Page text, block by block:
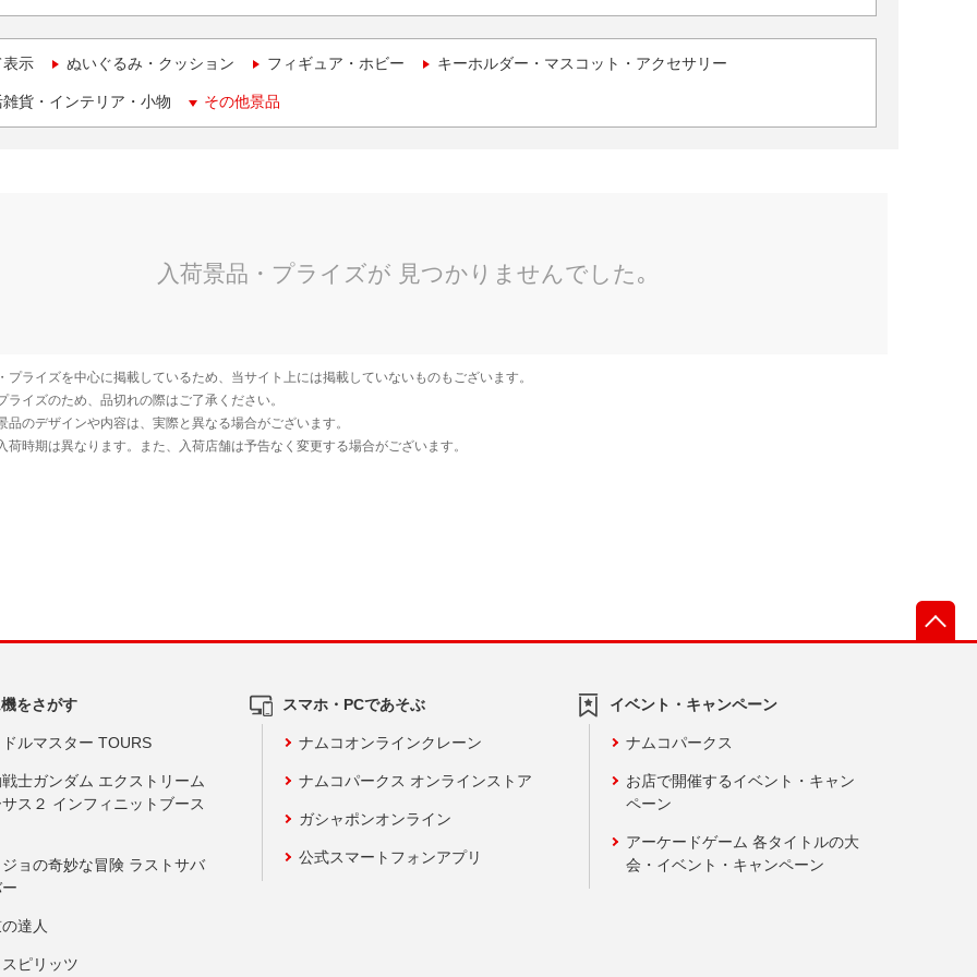
表示 ぬいぐるみ・クッション フィギュア・ホビー キーホルダー・マスコット・アクセサリー
貨・インテリア・小物 その他景品
をさがす
ルマスター TOURS
士ガンダム エクストリーム
ス２ インフィニットブース
ョの奇妙な冒険 ラストサバ
達人
ピリッツ
スマホ・PCであそぶ
ナムコオンラインクレーン
ナムコパークス オンラインストア
ガシャポンオンライン
公式スマートフォンアプリ
イベント・キャンペーン
ナムコパークス
お店で開催するイベント・キャン
ペーン
アーケードゲーム 各タイトルの大
会・イベント・キャンペーン